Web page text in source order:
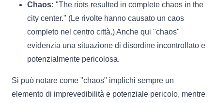
Chaos: "The riots resulted in complete chaos in the
city center." (Le rivolte hanno causato un caos
completo nel centro città.) Anche qui "chaos"
evidenzia una situazione di disordine incontrollato e
potenzialmente pericolosa.
Si può notare come "chaos" implichi sempre un
elemento di imprevedibilità e potenziale pericolo, mentre